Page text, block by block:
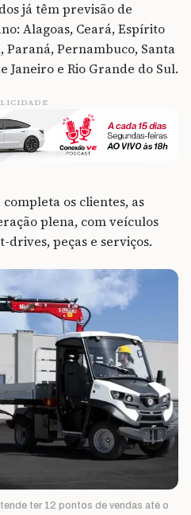
já têm previsão de
Alagoas, Ceará, Espírito
Paraná, Pernambuco, Santa
Janeiro e Rio Grande do Sul.
os clientes, as
plena, com veículos
drives, peças e serviços.
ter 12 pontos de vendas até o